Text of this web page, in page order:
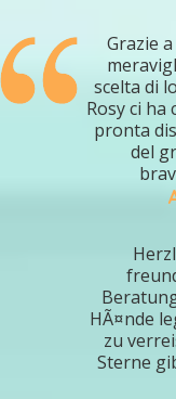
Grazie
scelta di
Rosy ci ha
pronta
del
HÃ¤nde
zu
Sterne